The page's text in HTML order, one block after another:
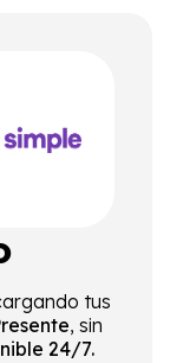
tus
, sin
24/7.